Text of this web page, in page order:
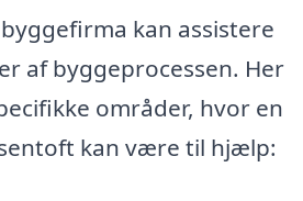
kan assistere
af byggeprocessen. Her
områder, hvor en
kan være til hjælp: